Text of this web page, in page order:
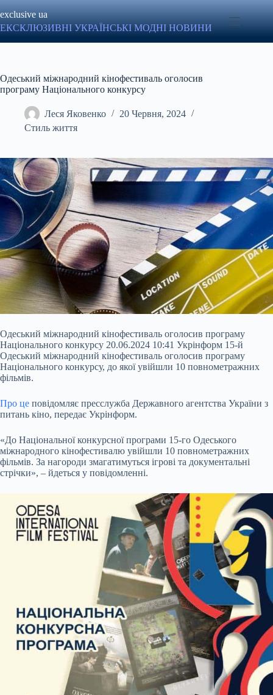
до
вмісту
exclusive ua
ЕКСКЛЮЗИВНІ УКРАЇНСЬКІ МОДНІ НОВИНИ
Одеський міжнародний кінофестиваль оголосив
програму Національного конкурсу
Леся Яковенко
20 Червня, 2024
Стиль життя
Одеський міжнародний кінофестиваль оголосив програму
Національного конкурсу 20.06.2024 10:41 Укрінформ 15-й
Одеський міжнародний кінофестиваль оголосив програму
Національного конкурсу, до якої увійшли 10 повнометражних
фільмів.
Про це повідомляє пресслужба Державного агентства України з
питань кіно, передає Укрінформ.
«До Національної конкурсної програми 15-го Одеського
міжнародного кінофестивалю увійшли 10 повнометражних
фільмів. За нагороди змагатимуться ігрові та документальні
стрічки», – йдеться у повідомленні.